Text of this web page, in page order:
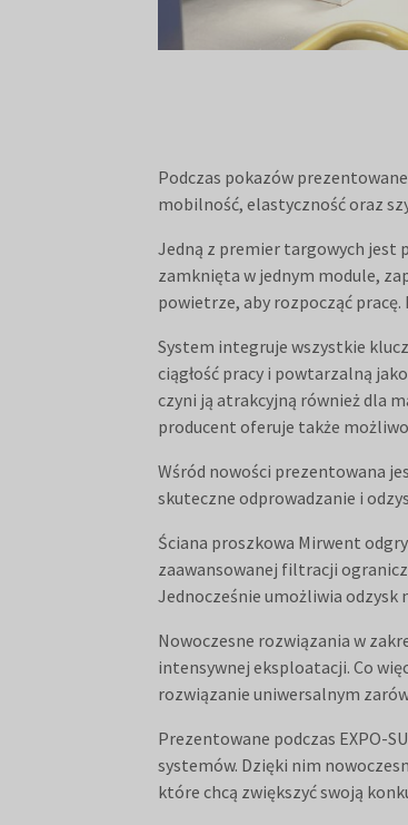
Podczas pokazów
mobilność, elastyczność oraz
Jedną z premier targowych jest
zamknięta w jednym module,
powietrze, aby rozpocząć
System integruje wszystkie
ciągłość pracy i powtarzalną
czyni ją atrakcyjną również dla
producent oferuje także
Wśród nowości prezentowana
skuteczne odprowadzanie i
Ściana proszkowa Mirwent
zaawansowanej filtracji
Jednocześnie umożliwia odzysk
Nowoczesne rozwiązania w
intensywnej eksploatacji. Co
rozwiązanie uniwersalnym
Prezentowane podczas EXPO-
systemów. Dzięki nim
które chcą zwiększyć swoją